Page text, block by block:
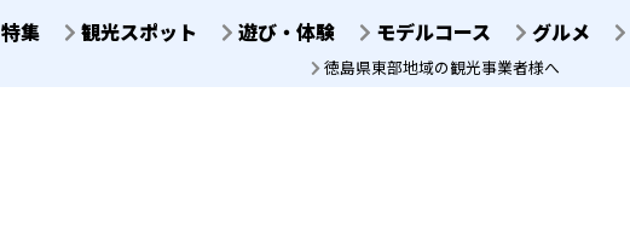
特集 観光スポット 遊び・体験 モデルコース グルメ
徳島県東部地域の観光事業者様へ